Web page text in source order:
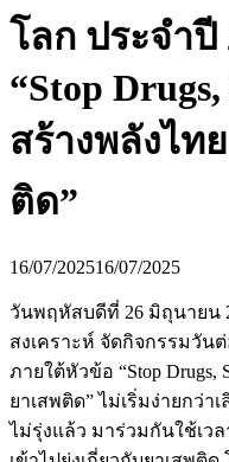
โลก ประจำปี
“Stop
สร้างพลังไท
ติด”
16/07/202516/07/2025
วันพฤหัสบดีที่ 26 มิถุนายน
สงเคราะห์ จัดกิจกรรมวัน
ภายใต้หัวข้อ “Stop Drugs,
ยาเสพติด” ไม่เริ่มง่ายกว่า
ไม่รุ่งแล้ว มาร่วมกันใช้เว